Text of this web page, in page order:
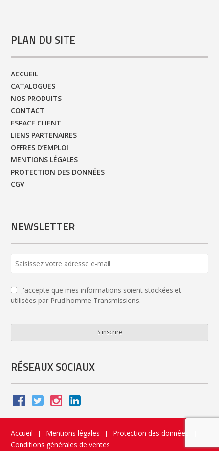
PLAN DU SITE
ACCUEIL
CATALOGUES
NOS PRODUITS
CONTACT
ESPACE CLIENT
LIENS PARTENAIRES
OFFRES D’EMPLOI
MENTIONS LÉGALES
PROTECTION DES DONNÉES
CGV
NEWSLETTER
J'accepte que mes informations soient stockées et
utilisées par Prud'homme Transmissions.
S'inscrire
Number *
RÉSEAUX SOCIAUX
Accueil | Mentions légales | Protection des données
Conditions générales de ventes